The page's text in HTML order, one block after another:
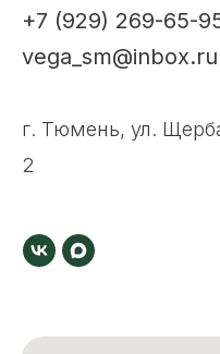
+7 (929) 269-65-
vega_sm@inbox.ru
г. Тюмень, ул.
2